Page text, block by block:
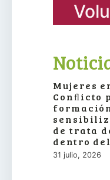
Mujeres
Conﬂicto
de trata
dentro
31 julio, 2026